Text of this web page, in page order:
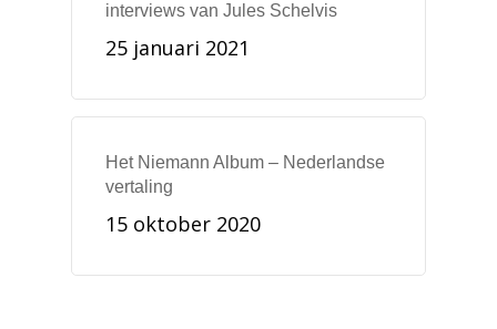
interviews van Jules Schelvis
25 januari 2021
Het Niemann Album – Nederlandse
vertaling
15 oktober 2020